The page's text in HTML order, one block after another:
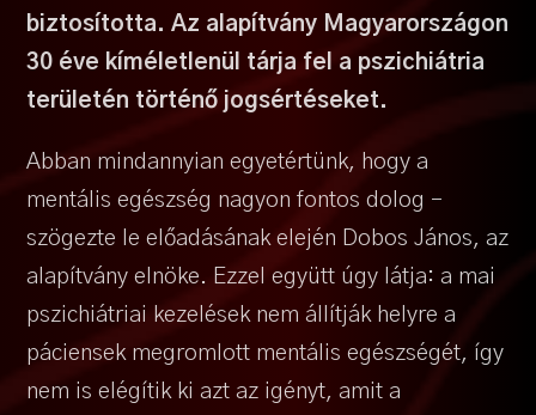
biztosította. Az alapítvány Magyarországon
30 éve kíméletlenül tárja fel a pszichiátria
területén történő jogsértéseket.
Abban mindannyian egyetértünk, hogy a
mentális egészség nagyon fontos dolog –
szögezte le előadásának elején Dobos János, az
alapítvány elnöke. Ezzel együtt úgy látja: a mai
pszichiátriai kezelések nem állítják helyre a
páciensek megromlott mentális egészségét, így
nem is elégítik ki azt az igényt, amit a